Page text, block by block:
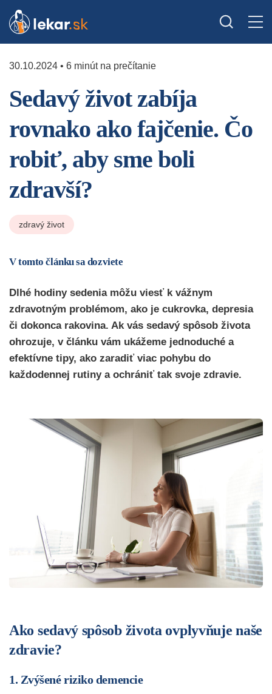
30.10.2024 • 6 minút na prečítanie
Sedavý život zabíja
rovnako ako fajčenie. Čo
robiť, aby sme boli
zdravší?
zdravý život
V tomto článku sa dozviete
Dlhé hodiny sedenia môžu viesť k vážnym
zdravotným problémom, ako je cukrovka, depresia
či dokonca rakovina. Ak vás sedavý spôsob života
ohrozuje, v článku vám ukážeme jednoduché a
efektívne tipy, ako zaradiť viac pohybu do
každodennej rutiny a ochrániť tak svoje zdravie.
Ako sedavý spôsob života ovplyvňuje naše
zdravie?
1. Zvýšené riziko demencie